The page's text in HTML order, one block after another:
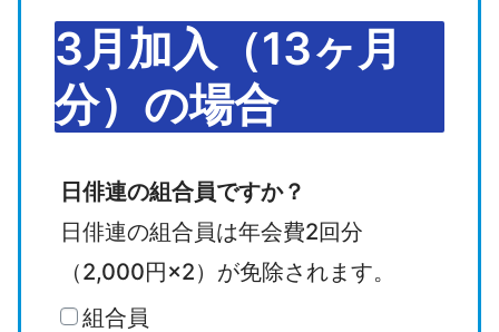
3月加入（13ヶ月
分）の場合
3
月
加
入
日俳連の組合員ですか？
日俳連の組合員は年会費2回分
（2,000円×2）が免除されます。
組合員